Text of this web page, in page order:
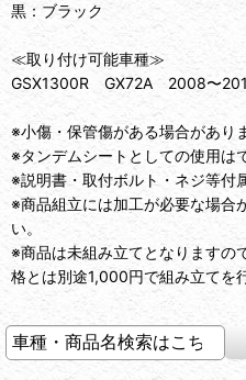
黒：ブラック
≪取り付け可能車種≫
GSX1300R GX72A 2008〜
※小傷・保管傷がある場合があり
※タンデムシートとしての使用は
※説明書・取付ボルト・ネジ等付
※商品組立には加工が必要な場合
い。
※商品は未組み立てとなりますの
格とは別途1,000円で組み立てを